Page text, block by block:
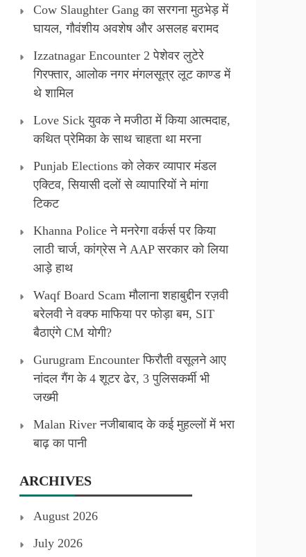
Cow Slaughter Gang का सरगना मुठभेड़ में
घायल, गौवंशीय अवशेष और असलह बरामद
Izzatnagar Encounter 2 पेशेवर लुटेरे
गिरफ्तार, आलोक नगर मंगलसूत्र लूट काण्‍ड में
थे शामिल
Love Sick युवक ने मजीठा में किया आत्मदाह,
कथित प्रेमिका के साथ चाहता था मरना
Punjab Elections को लेकर व्यापार मंडल
एक्टिव, सियासी दलों से व्यापारियों ने मांगा
टिकट
Khanna Police ने मनरेगा वर्कर्स पर किया
लाठी चार्ज, कांग्रेस ने AAP सरकार को लिया
आड़े हाथ
Waqf Board Scam मौलाना शहाबुद्दीन रज़वी
बरेलवी ने वक्फ माफिया पर फोड़ा बम, SIT
बैठाएंगे CM योगी?
Gurugram Encounter फिरौती वसूलने आए
नांदल गैंग के 4 शूटर ढेर, 3 पुलिसकर्मी भी
जख्मी
Malan River नजीबाबाद के कई मुहल्लों में भरा
बाढ़ का पानी
ARCHIVES
August 2026
July 2026